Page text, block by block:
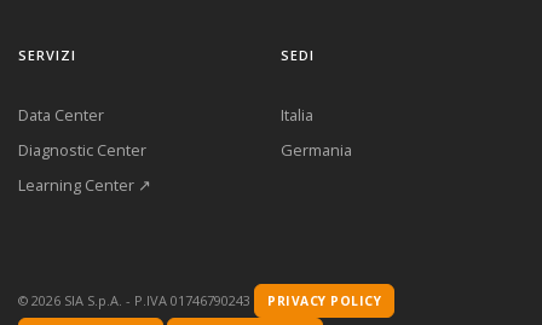
SERVIZI
Data Center
Diagnostic Center
Learning Center ↗
SEDI
Italia
Germania
© 2026 SIA S.p.A. - P.IVA 01746790243 PRIVACY POLICY